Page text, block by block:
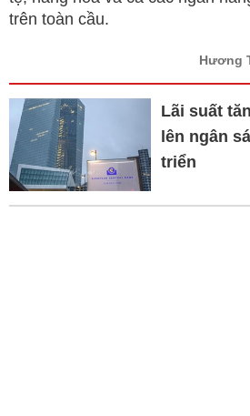
trên toàn cầu.
Hương
Lãi suất
lên ngân
triển